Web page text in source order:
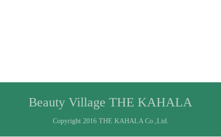
Beauty Village THE KAHALA
Copyright 2016 THE KAHALA Co.,Ltd.